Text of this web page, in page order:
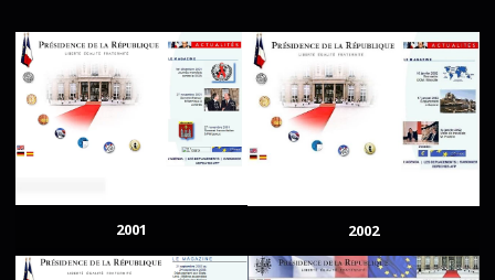
2001 2002